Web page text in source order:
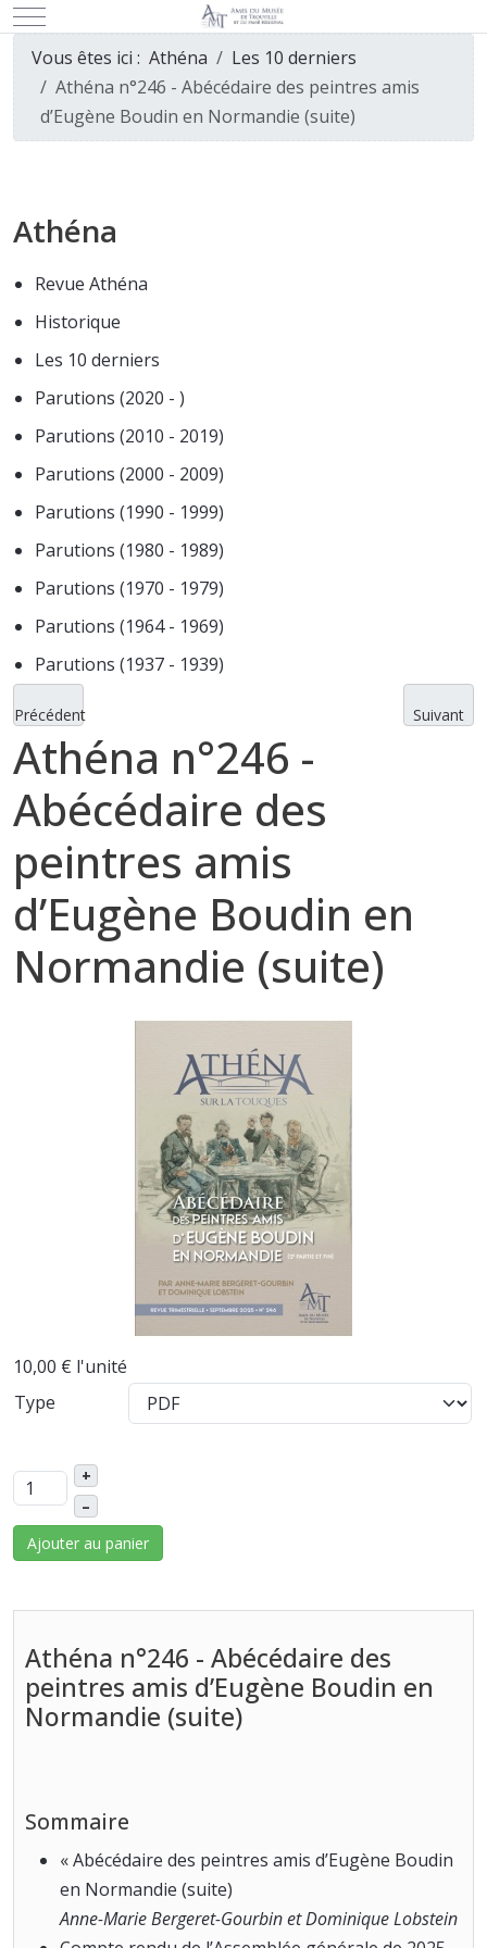
Mobile Menu Toggle
Vous êtes ici : Athéna
Les 10 derniers
Athéna n°246 - Abécédaire des peintres amis
d’Eugène Boudin en Normandie (suite)
Athéna
Revue Athéna
Historique
Les 10 derniers
Parutions (2020 - )
Parutions (2010 - 2019)
Parutions (2000 - 2009)
Parutions (1990 - 1999)
Parutions (1980 - 1989)
Parutions (1970 - 1979)
Parutions (1964 - 1969)
Parutions (1937 - 1939)
Précédent Suivant
Athéna n°246 -
Abécédaire des
peintres amis
d’Eugène Boudin en
Normandie (suite)
10,00 € l'unité
Type
+
–
Ajouter au panier
Athéna n°246 - Abécédaire des
peintres amis d’Eugène Boudin en
Normandie (suite)
Sommaire
« Abécédaire des peintres amis d’Eugène Boudin
en Normandie (suite)
Anne-Marie Bergeret-Gourbin et Dominique Lobstein